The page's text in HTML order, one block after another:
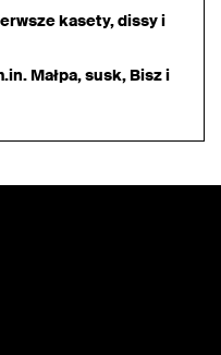
kasety, dissy i
Małpa, susk, Bisz i